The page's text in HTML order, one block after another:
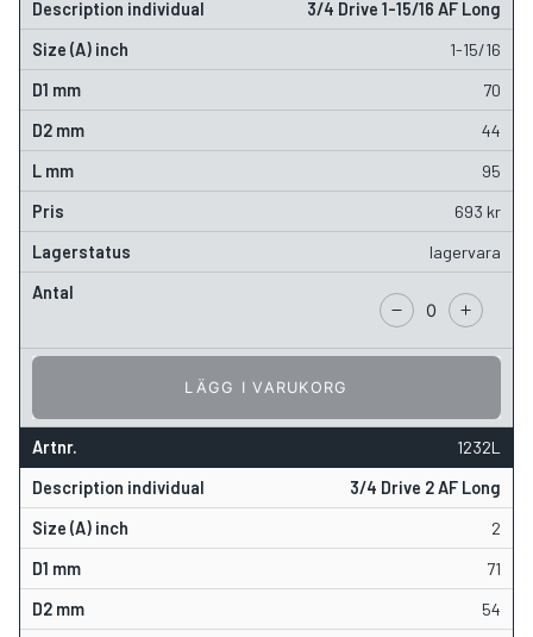
3/4 Drive 1-15/16 AF Long
1-15/16
70
44
95
693 kr
lagervara
LÄGG I VARUKORG
1232L
3/4 Drive 2 AF Long
2
71
54